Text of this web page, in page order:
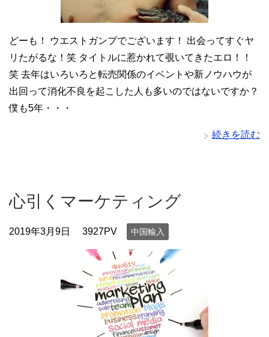
どーも！ ウエストガンプでございます！ 出会ってすぐヤ
リたがるな！笑 タイトルに惹かれて覗いてきたエロ！！
笑 去年はいろいろと転売関係のイベントや新ノウハウが
出回って消化不良を起こした人も多いのではないですか？
僕も5年・・・
続きを読む
心引くマーケティング
2019年3月9日 3927PV 中国輸入